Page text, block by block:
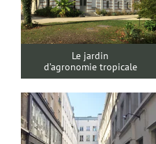
Le jardin
d’agronomie tropicale